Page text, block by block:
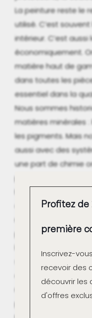
La peinture reste le
utilisé. C’est
intérieur. C’est
économiquement.
matière haut de
dans toutes les
essentiel dans la
Nous sommes
matières minérales :
les pigments. Mais
aussi avec des
une part de chimie
avons constaté une
pétrochimie. Les
services. Elles sont
elles sont devenues
restent
Profitez de
première
Inscrivez-
recevoir des
découvrir les
d'offres